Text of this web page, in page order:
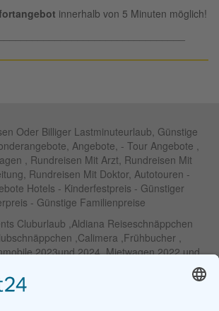
innerhalb von 5 Minuten möglich!
Oder Billiger Lastminuteurlaub, Günstige
Angebote, - Tour Angebote ,
, Rundreisen Mit Arzt, Rundreisen Mit
Rundreisen Mit Doktor, Autotouren -
Hotels - Kinderfestpreis - Günstiger
- Günstige Familienpreise
Cluburlaub ,Aldiana Reiseschnäppchen
,Calimera ,Frühbucher ,
2023und 2024 ,Mietwagen 2022 und
und 2023 , Silvesterreisen 2022 und 2032,
, Billige Angebote, Touren,Angebote Für